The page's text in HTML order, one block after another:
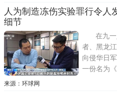
内。沈阳
营、民房
人为制造冻伤实验罪行令人
细节
在九
者、黑龙
向侵华日
一份名为
军技师》
来源：环球网